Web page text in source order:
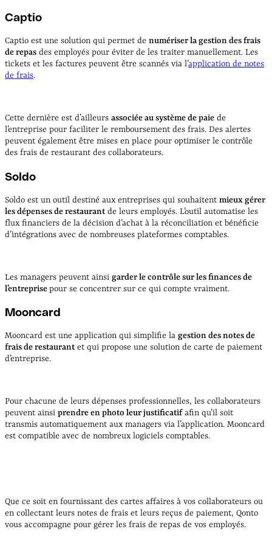
Captio
Captio est une solution qui permet de numériser la gestion des frais
de repas des employés pour éviter de les traiter manuellement. Les
tickets et les factures peuvent être scannés via l’application de notes
de frais.
Cette dernière est d’ailleurs associée au système de paie de
l’entreprise pour faciliter le remboursement des frais. Des alertes
peuvent également être mises en place pour optimiser le contrôle
des frais de restaurant des collaborateurs.
Soldo
Soldo est un outil destiné aux entreprises qui souhaitent mieux gérer
les dépenses de restaurant de leurs employés. L’outil automatise les
flux financiers de la décision d’achat à la réconciliation et bénéficie
d’intégrations avec de nombreuses plateformes comptables.
Les managers peuvent ainsi garder le contrôle sur les finances de
l’entreprisepour se concentrer sur ce qui compte vraiment.
Mooncard
Mooncard est une application qui simplifie la gestion des notes de
frais de restaurant et qui propose une solution de carte de paiement
d’entreprise.
Pour chacune de leurs dépenses professionnelles, les collaborateurs
peuvent ainsi prendre en photo leur justificatifafin qu’il soit
transmis automatiquement aux managers via l’application. Mooncard
est compatible avec de nombreux logiciels comptables.
Que ce soit en fournissant des cartes affaires à vos collaborateurs ou
en collectant leurs notes de frais et leurs reçus de paiement, Qonto
vous accompagne pour gérer les frais de repas de vos employés.